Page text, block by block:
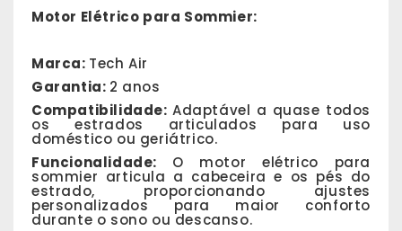
Motor Elétrico para Sommier:
Marca: Tech Air
Garantia: 2 anos
Compatibilidade: Adaptável a quase todos
os estrados articulados para uso
doméstico ou geriátrico.
Funcionalidade: O motor elétrico para
sommier articula a cabeceira e os pés do
estrado, proporcionando ajustes
personalizados para maior conforto
durante o sono ou descanso.